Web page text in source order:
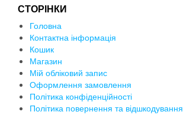
СТОРІНКИ
Головна
Контактна інформація
Кошик
Магазин
Мій обліковий запис
Оформлення замовлення
Політика конфіденційності
Політика повернення та відшкодування